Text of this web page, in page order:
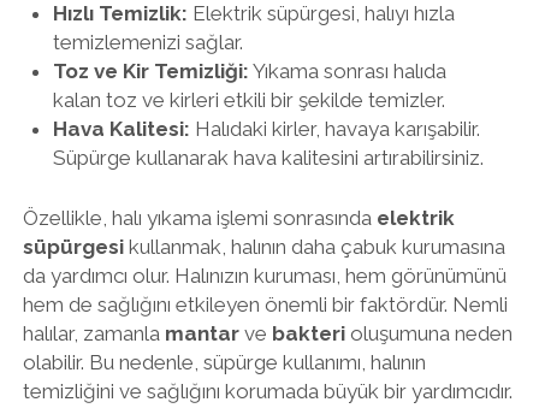
Hızlı Temizlik: Elektrik süpürgesi, halıyı hızla
temizlemenizi sağlar.
Toz ve Kir Temizliği: Yıkama sonrası halıda
kalan toz ve kirleri etkili bir şekilde temizler.
Hava Kalitesi: Halıdaki kirler, havaya karışabilir.
Süpürge kullanarak hava kalitesini artırabilirsiniz.
Özellikle, halı yıkama işlemi sonrasında elektrik
süpürgesikullanmak, halının daha çabuk kurumasına
da yardımcı olur. Halınızın kuruması, hem görünümünü
hem de sağlığını etkileyen önemli bir faktördür. Nemli
halılar, zamanla mantarve bakterioluşumuna neden
olabilir. Bu nedenle, süpürge kullanımı, halının
temizliğini ve sağlığını korumada büyük bir yardımcıdır.